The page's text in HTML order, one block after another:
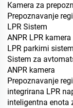
Kamera za
Prepoznavanje
LPR Sistem
ANPR LPR kamera
LPR parkirni sistem
Sistem za
ANPR kamera
Prepoznavanje
integrirana LPR
inteligentna enota